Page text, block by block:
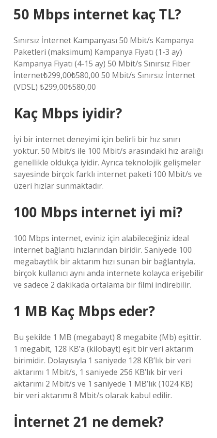
50 Mbps internet kaç TL?
Sınırsız İnternet Kampanyası 50 Mbit/s Kampanya
Paketleri (maksimum) Kampanya Fiyatı (1-3 ay)
Kampanya Fiyatı (4-15 ay) 50 Mbit/s Sınırsız Fiber
İnternet₺299,00₺580,00 50 Mbit/s Sınırsız İnternet
(VDSL) ₺299,00₺580,00
Kaç Mbps iyidir?
İyi bir internet deneyimi için belirli bir hız sınırı
yoktur. 50 Mbit/s ile 100 Mbit/s arasındaki hız aralığı
genellikle oldukça iyidir. Ayrıca teknolojik gelişmeler
sayesinde birçok farklı internet paketi 100 Mbit/s ve
üzeri hızlar sunmaktadır.
100 Mbps internet iyi mi?
100 Mbps internet, eviniz için alabileceğiniz ideal
internet bağlantı hızlarından biridir. Saniyede 100
megabaytlık bir aktarım hızı sunan bir bağlantıyla,
birçok kullanıcı aynı anda internete kolayca erişebilir
ve sadece 2 dakikada ortalama bir filmi indirebilir.
1 MB Kaç Mbps eder?
Bu şekilde 1 MB (megabayt) 8 megabite (Mb) eşittir.
1 megabit, 128 KB’a (kilobayt) eşit bir veri aktarım
birimidir. Dolayısıyla 1 saniyede 128 KB’lık bir veri
aktarımı 1 Mbit/s, 1 saniyede 256 KB’lık bir veri
aktarımı 2 Mbit/s ve 1 saniyede 1 MB’lık (1024 KB)
bir veri aktarımı 8 Mbit/s olarak kabul edilir.
İnternet 21 ne demek?